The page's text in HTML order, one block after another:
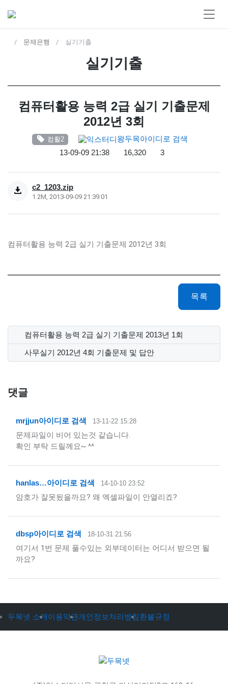
문제은행 실기기출
실기기출
컴퓨터활용 능력 2급 실기 기출문제
2012년 3회
컴활2 왕두목아이디로 검색
13-09-09 21:38
16,320 3
c2_1203.zip
1.2M, 2013-09-09 21:39:01
컴퓨터활용 능력 2급 실기 기출문제 2012년 3회
목록
컴퓨터활용 능력 2급 실기 기출문제 2013년 1회
사무실기 2012년 4회 기출문제 및 답안
댓글
mrjjun아이디로 검색 13-11-22 15:28
문제파일이 비어 있는것 같습니다.
확인 부탁 드릴께요~ ^^
hanlas…아이디로 검색 14-10-10 23:52
암호가 잘못됬을까요? 왜 엑셀파일이 안열리죠?
dbsp아이디로 검색 18-10-31 21:56
여기서 1번 문제 풀수있는 외부데이터는 어디서 받으면 될
까요?
두목넷 소개이용약관개인정보처리방침환불규정